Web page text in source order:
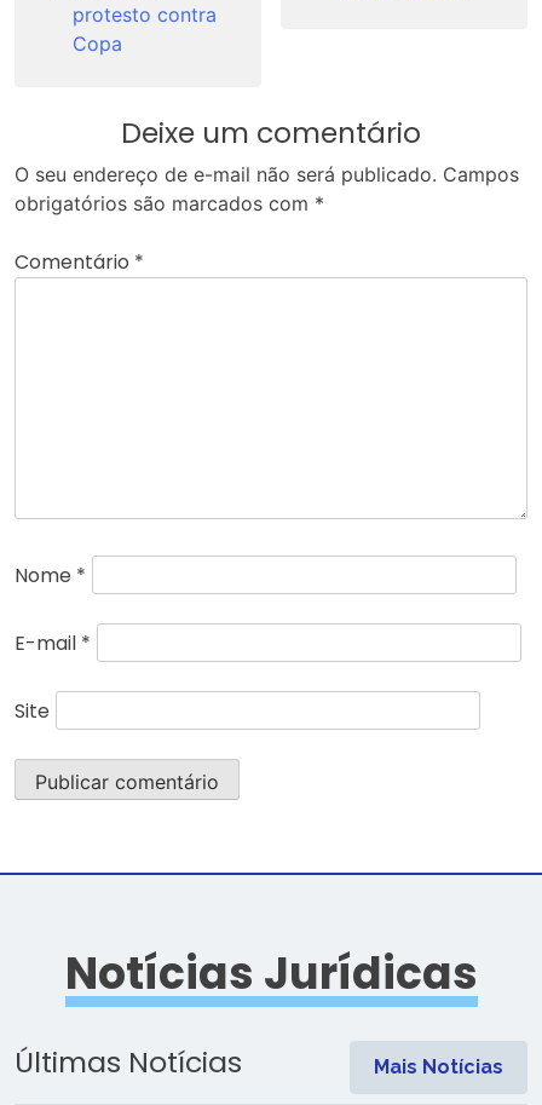
protesto contra
Copa
Deixe um comentário
O seu endereço de e-mail não será publicado. Campos
obrigatórios são marcados com *
Comentário *
Nome *
E-mail *
Site
Notícias Jurídicas
Últimas Notícias Mais Notícias